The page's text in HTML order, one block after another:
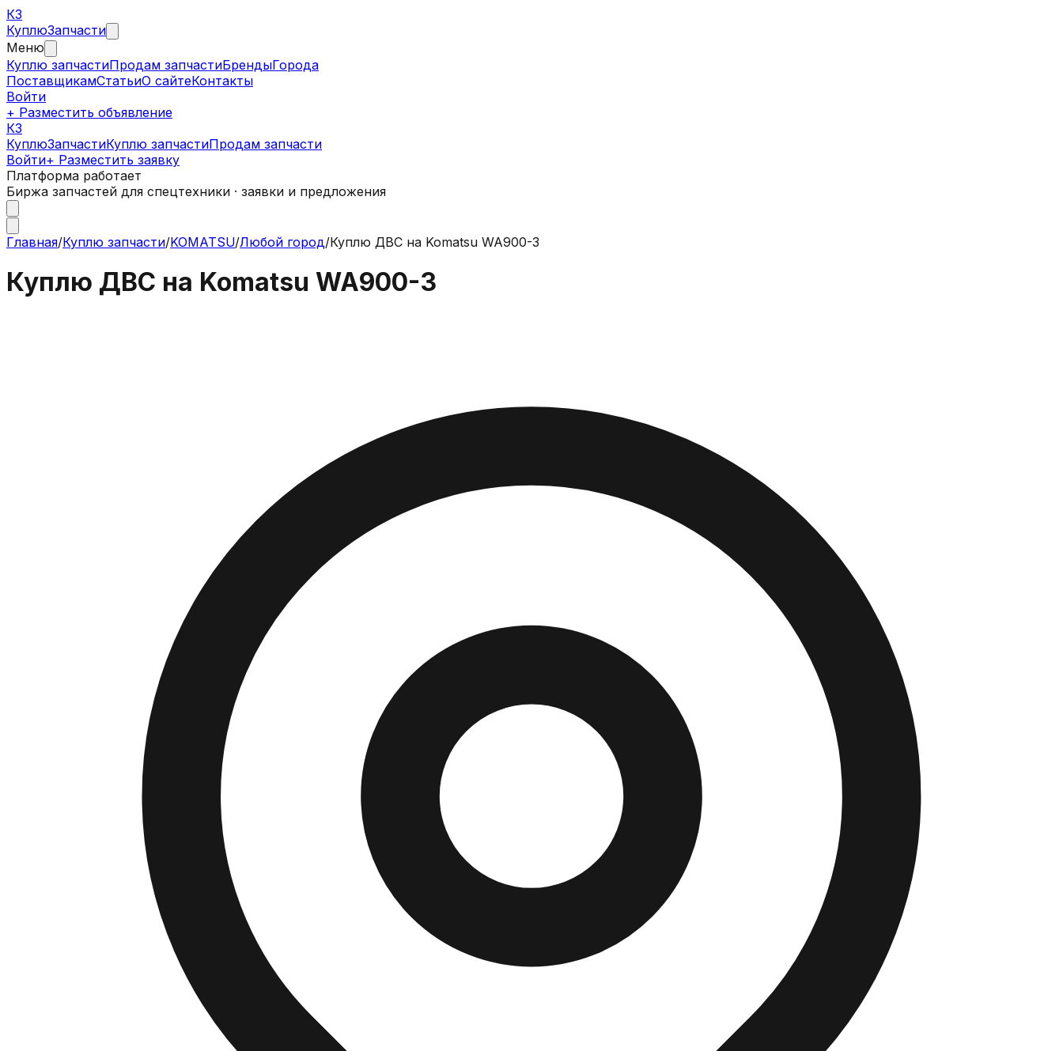
КЗ
КуплюЗапчасти
Меню
Куплю запчастиПродам запчастиБрендыГорода
ПоставщикамСтатьиО сайтеКонтакты
Войти
+ Разместить объявление
КЗ
КуплюЗапчастиКуплю запчастиПродам запчасти
Войти+ Разместить заявку
Платформа работает
Биржа запчастей для спецтехники · заявки и предложения
Главная/Куплю запчасти/KOMATSU/Любой город/Куплю ДВС на Komatsu WA900-3
Куплю ДВС на Komatsu WA900-3